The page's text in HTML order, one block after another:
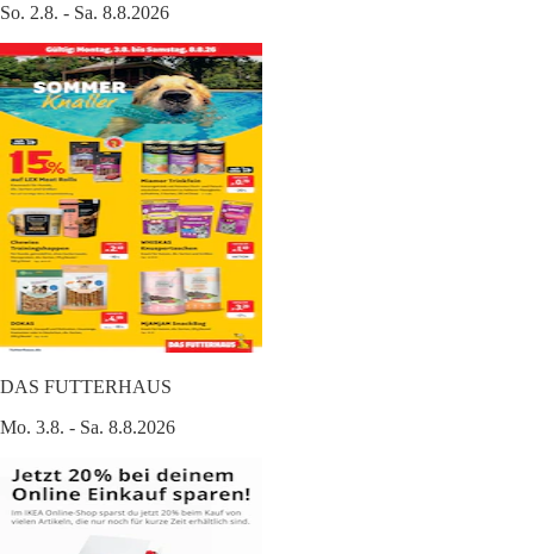
So. 2.8. - Sa. 8.8.2026
DAS FUTTERHAUS
Mo. 3.8. - Sa. 8.8.2026